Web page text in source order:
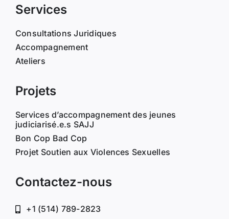
Services
Consultations Juridiques
Accompagnement
Ateliers
Projets
Services d’accompagnement des jeunes
judiciarisé.e.s SAJJ
Bon Cop Bad Cop
Projet Soutien aux Violences Sexuelles
Contactez-nous
+1 (514) 789-2823